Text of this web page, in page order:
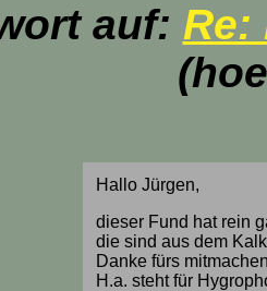
auf: Re:
Hallo Jürgen,
dieser Fund hat rein
die sind aus dem
Danke fürs
H.a. steht für